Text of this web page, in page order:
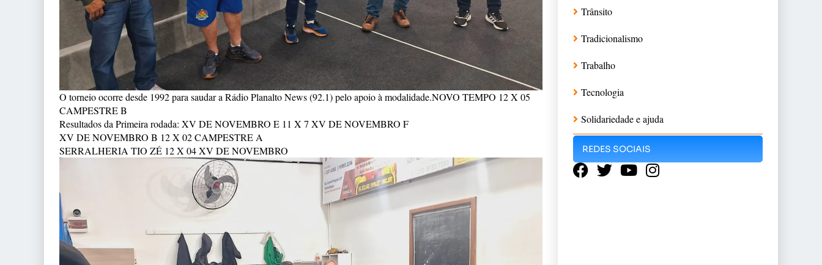
O torneio ocorre desde 1992 para saudar a Rádio Planalto News (92.1) pelo apoio à modalidade.NOVO TEMPO 12 X 05
CAMPESTRE B
Resultados da Primeira rodada: XV DE NOVEMBRO E 11 X 7 XV DE NOVEMBRO F
XV DE NOVEMBRO B 12 X 02 CAMPESTRE A
SERRALHERIA TIO ZÉ 12 X 04 XV DE NOVEMBRO
Trânsito
Tradicionalismo
Trabalho
Tecnologia
Solidariedade e ajuda
REDES SOCIAIS